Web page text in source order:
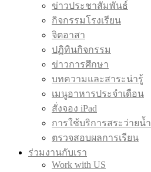
ข่าวประชาสัมพันธ์
กิจกรรมโรงเรียน
จิตอาสา
ปฏิทินกิจกรรม
ข่าวการศึกษา
บทความและสาระน่ารู้
เมนูอาหารประจำเดือน
สั่งจอง iPad
การใช้บริการสระว่ายน้ำ
ตรวจสอบผลการเรียน
ร่วมงานกับเรา
Work with US